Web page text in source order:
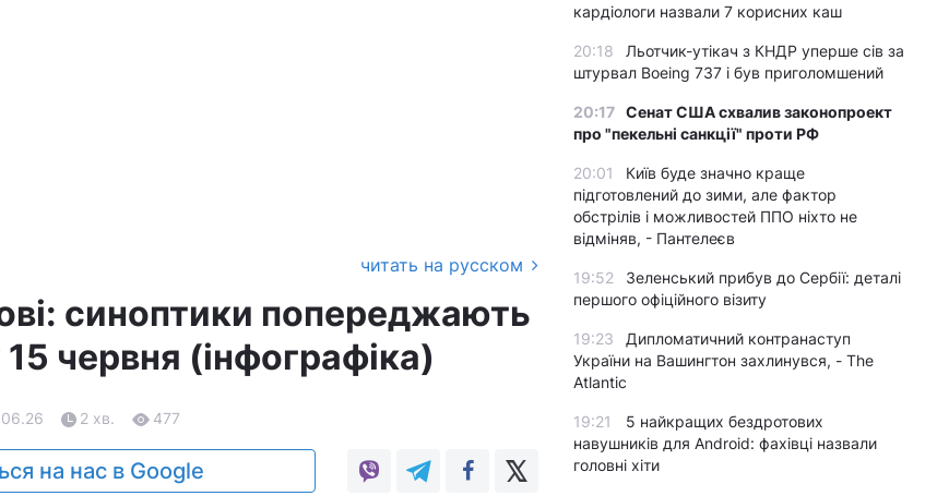
читать на русском
синоптики попереджають
червня (інфографіка)
2 хв. 477
на нас в Google
кардіологи назвали 7 корисних каш
20:18
Льотчик-утікач з КНДР уперше сів за
штурвал Boeing 737 і був приголомшений
20:17 Сенат США схвалив законопроект
про "пекельні санкції" проти РФ
20:01
Київ буде значно краще
підготовлений до зими, але фактор
обстрілів і можливостей ППО ніхто не
відміняв, - Пантелеєв
19:52
Зеленський прибув до Сербії: деталі
першого офіційного візиту
19:23
Дипломатичний контранаступ
України на Вашингтон захлинувся, - The
Atlantic
19:21
5 найкращих бездротових
навушників для Android: фахівці назвали
головні хіти